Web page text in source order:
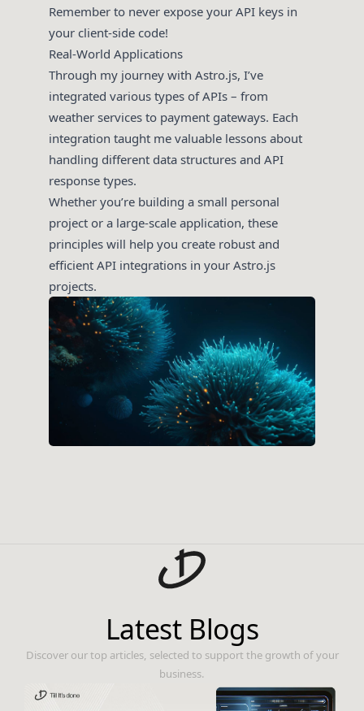
Remember to never expose your API keys in
your client-side code!
Real-World Applications
Through my journey with Astro.js, I’ve
integrated various types of APIs – from
weather services to payment gateways. Each
integration taught me valuable lessons about
handling different data structures and API
response types.
Whether you’re building a small personal
project or a large-scale application, these
principles will help you create robust and
efficient API integrations in your Astro.js
projects.
Latest Blogs
Discover our top articles, selected to support the growth of your
business.